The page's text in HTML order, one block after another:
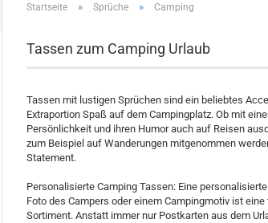
Startseite » Sprüche » Camping
Tassen zum Camping Urlaub
Tassen mit lustigen Sprüchen sind ein beliebtes
Extraportion Spaß auf dem Campingplatz. Ob mit
Persönlichkeit und ihren Humor auch auf Reisen
zum Beispiel auf Wanderungen mitgenommen
Statement.
Personalisierte Camping Tassen: Eine
Foto des Campers oder einem Campingmotiv ist
Sortiment. Anstatt immer nur Postkarten aus dem